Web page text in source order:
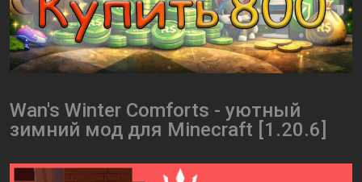
Wan's Winter Comforts - уютный
зимний мод для Minecraft [1.20.6]